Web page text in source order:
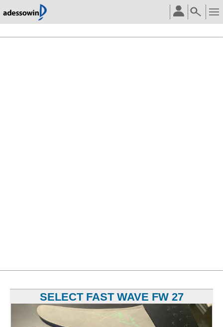
SELECT FAST WAVE FW 27